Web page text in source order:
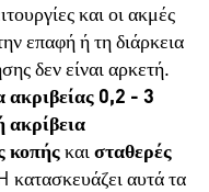
και οι ακμές
επαφή ή τη διάρκεια
δεν είναι αρκετή.
0,2 - 3
ακρίβεια
κοπήςκαι σταθερές
αυτά τα